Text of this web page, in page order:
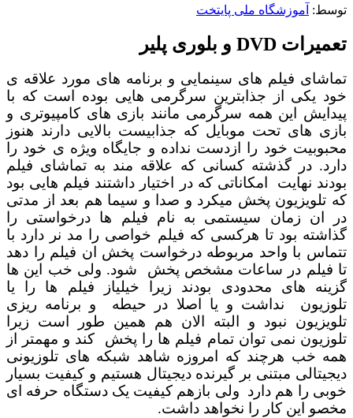
توسط: ‪ آموزشگاه ملی پایتخت
تعمیرات DVD و بلوری پلیر
تماشای فیلم های سینمایی و برنامه های مورد علاقه ی
خود یکی از جذابترین سرگرمی هایی بوده است که با
پیدایش این همه سرگرمی مانند بازی های کامپیوتری و
بازی های تحت موبایل که جذابیست بالایی دارند هنوز
محبوبیت خود را ازدست نداده و جایگاه ویژه ی خود را
دارد. در گذشته کسانی که علاقه مند به تماشای فیلم
بودند نهایت امکاناتی که در اختیار داشتند فیلم هایی بود
که تلویزیون پخش میکرد و صدا و سیما هم بعد از مدتی
در ان زمان سیستمی به نام فیلم ها درخواستی را
گذاشته بود تا هرکسی که فیلم خواصی را مد نر دارد با
تتماس با واحد مربوطه درخواست پخش ان فیلم را دهد
تا فیلم در ساعات مشخص پخش شود. ولی خب این ها
گزینه های محدودی بودند زیرا خیلیاز فیلم ها را یا
تلوزیون نداشت و یا اصلا در حیطه و برنامه ریزی
تلویزیون نبود و البته الان هم همین طور است زیرا
تلوزیون نمی توان تمام فیلم ها را پخش کند و مهمتر از
همه خب هرچند که امروزه شاهد شبکه های تلوزیونی
دیجیتالی مبتنی بر گیرنده دیجیتال هستیم و کیفیت بسیار
خوبی را هم دارد ولی بازهم کیفیت یک دستگاه حرفه ای
مخصو این کار را نخواهد داشت.